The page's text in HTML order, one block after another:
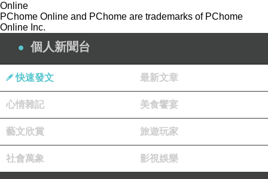
喜歡～^^
Online
PChome Online and PChome are trademarks of PChome
Online Inc.
個人新聞台
快速發文 最新文章
心情雜記 美食饗宴
藝文欣賞 旅遊玩家
社會萬象 影視娛樂